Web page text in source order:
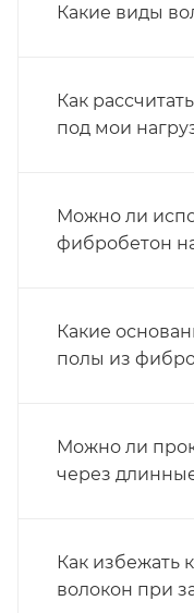
Какие виды
Как
под мои
Можно ли
фибробетон
Какие
полы из
Можно ли
через
Как избежать
волокон при